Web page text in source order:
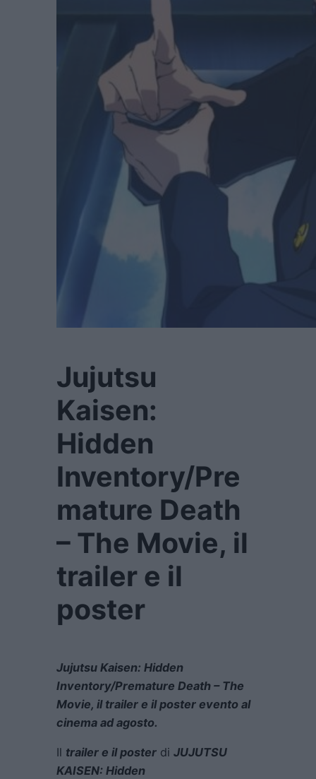
Jujutsu
Kaisen:
Hidden
Inventory/Pre
mature Death
– The Movie, il
trailer e il
poster
Jujutsu Kaisen: Hidden
Inventory/Premature Death – The
Movie, il trailer e il poster evento al
cinema ad agosto.
Il trailer e il poster di JUJUTSU
KAISEN: Hidden